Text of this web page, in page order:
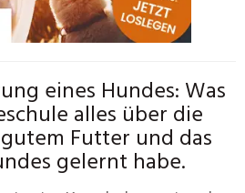
eines Hundes: Was
alles über die
Futter und das
gelernt habe.